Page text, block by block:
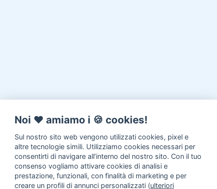
Noi ♥️ amiamo i 🍪 cookies!
Sul nostro sito web vengono utilizzati cookies, pixel e
altre tecnologie simili. Utilizziamo cookies necessari per
consentirti di navigare all’interno del nostro sito. Con il tuo
consenso vogliamo attivare cookies di analisi e
prestazione, funzionali, con finalità di marketing e per
creare un profili di annunci personalizzati (ulteriori